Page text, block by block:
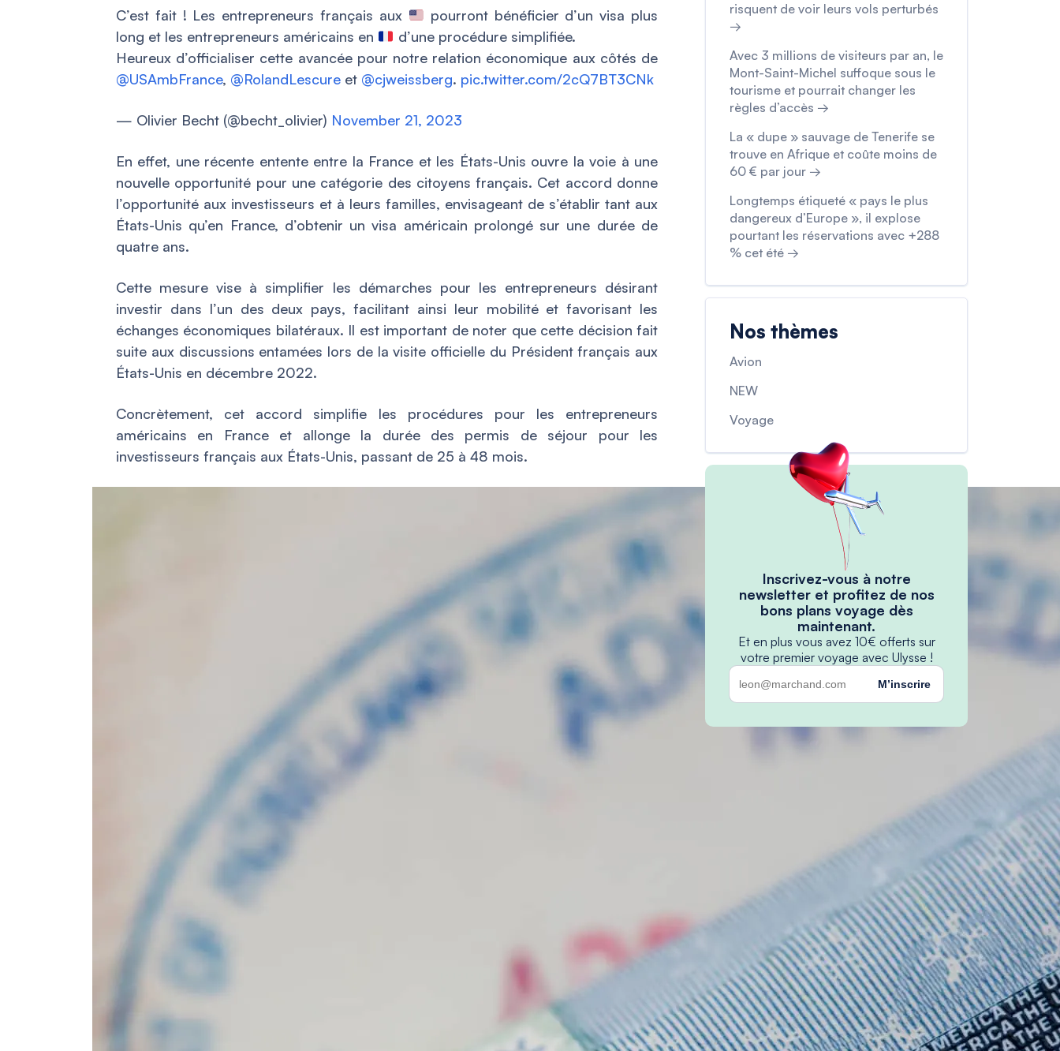
C’est fait ! Les entrepreneurs français aux
pourront bénéficier d’un visa plus
long et les entrepreneurs américains en
d’une procédure simplifiée.
Heureux d’officialiser cette avancée pour notre relation économique aux côtés de
@USAmbFrance, @RolandLescure et @cjweissberg. pic.twitter.com/2cQ7BT3CNk
— Olivier Becht (@becht_olivier) November 21, 2023
En effet, une récente entente entre la France et les États-Unis ouvre la voie à une
nouvelle opportunité pour une catégorie des citoyens français. Cet accord donne
l’opportunité aux investisseurs et à leurs familles, envisageant de s’établir tant aux
États-Unis qu’en France, d’obtenir un visa américain prolongé sur une durée de
quatre ans.
Cette mesure vise à simplifier les démarches pour les entrepreneurs désirant
investir dans l’un des deux pays, facilitant ainsi leur mobilité et favorisant les
échanges économiques bilatéraux. Il est important de noter que cette décision fait
suite aux discussions entamées lors de la visite officielle du Président français aux
États-Unis en décembre 2022.
Concrètement, cet accord simplifie les procédures pour les entrepreneurs
américains en France et allonge la durée des permis de séjour pour les
investisseurs français aux États-Unis, passant de 25 à 48 mois.
risquent de voir leurs vols perturbés
→
Avec 3 millions de visiteurs par an, le
Mont-Saint-Michel suffoque sous le
tourisme et pourrait changer les
règles d’accès →
La « dupe » sauvage de Tenerife se
trouve en Afrique et coûte moins de
60 € par jour →
Longtemps étiqueté « pays le plus
dangereux d’Europe », il explose
pourtant les réservations avec +288
% cet été →
Nos thèmes
Avion
NEW
Voyage
Inscrivez-vous à notre
newsletter et profitez de nos
bons plans voyage dès
maintenant.
Et en plus vous avez 10€ offerts sur
votre premier voyage avec Ulysse !
M’inscrire